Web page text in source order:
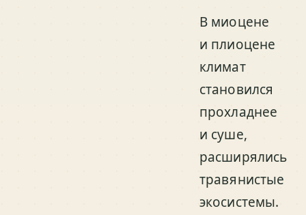
В миоцене
и плиоцене
климат
становился
прохладнее
и суше,
расширялись
травянистые
экосистемы.